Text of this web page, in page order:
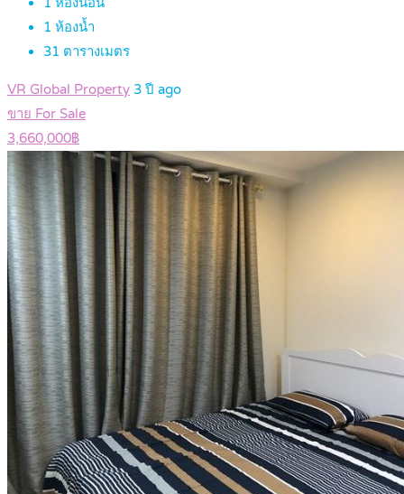
1 ห้องน้ำ
31 ตารางเมตร
VR Global Property 3 ปี ago
ขาย For Sale
3,660,000฿